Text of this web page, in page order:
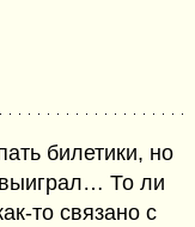
билетики, но
То ли
то связано с